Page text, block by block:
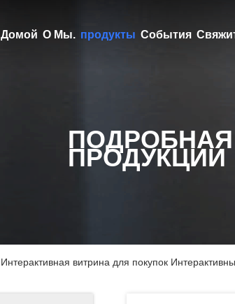
Домой О Мы. продукты События
ПРОДУКЦИИ
Интерактивная витрина для покупок